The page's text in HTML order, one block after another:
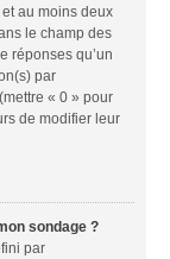
au moins deux
le champ des
réponses qu’un
par
« 0 » pour
de modifier leur
sondage ?
par